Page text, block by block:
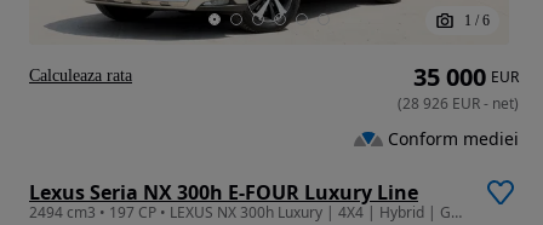
1 / 6
Lexus Seria NX 300h E-FOUR Luxury Line
2494 cm3 • 197 CP • LEXUS NX 300h Luxury | 4X4 | Hybrid | Garantie | Finantare | TVA ded
35 000 EUR
(28 926 EUR- net)
Conform mediei
Calculeaza rata